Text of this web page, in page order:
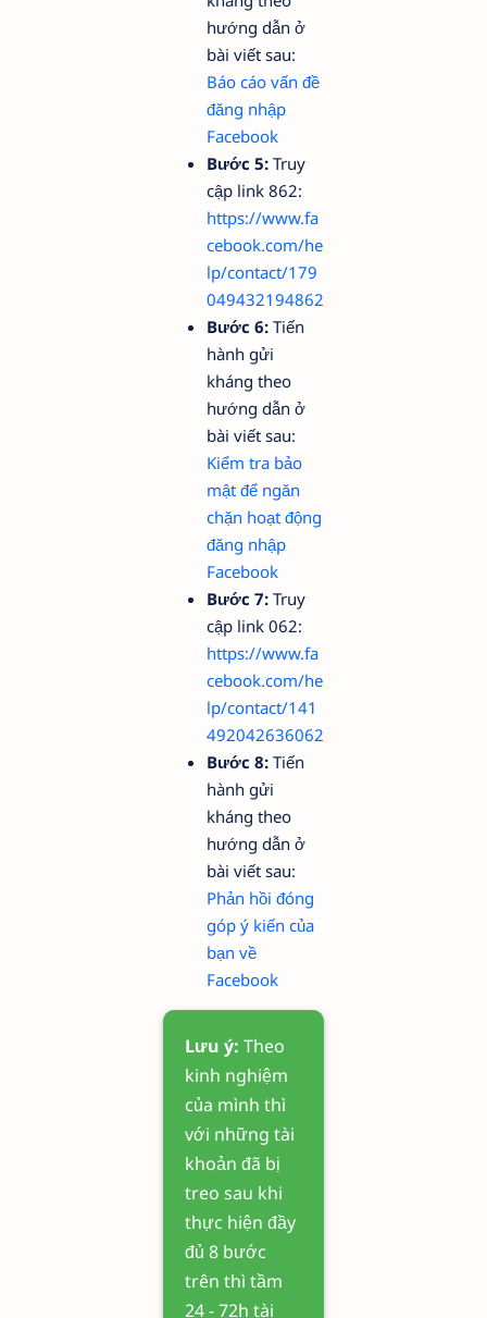
hướng dẫn ở
bài viết sau:
Báo cáo vấn đề
đăng nhập
Facebook
Bước 5: Truy
cập link 862:
https://www.fa
cebook.com/he
lp/contact/179
049432194862
Bước 6: Tiến
hành gửi
kháng theo
hướng dẫn ở
bài viết sau:
Kiểm tra bảo
mật để ngăn
chặn hoạt động
đăng nhập
Facebook
Bước 7: Truy
cập link 062:
https://www.fa
cebook.com/he
lp/contact/141
492042636062
Bước 8: Tiến
hành gửi
kháng theo
hướng dẫn ở
bài viết sau:
Phản hồi đóng
góp ý kiến của
bạn về
Facebook
Lưu ý: Theo
kinh nghiệm
của mình thì
với những tài
khoản đã bị
treo sau khi
thực hiện đầy
đủ 8 bước
trên thì tầm
24 - 72h tài